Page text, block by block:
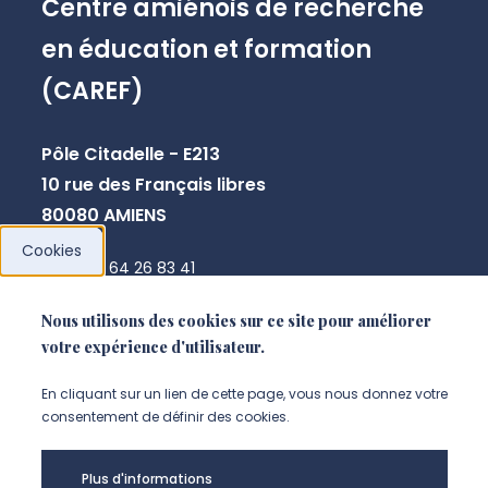
Centre amiénois de recherche
en éducation et formation
(CAREF)
Pôle Citadelle - E213
10 rue des Français libres
80080 AMIENS
+33 3 64 26 83 41
NOUS CONTACTER
Cookies
Nous utilisons des cookies sur ce site pour améliorer
votre expérience d'utilisateur.
En cliquant sur un lien de cette page, vous nous donnez votre
consentement de définir des cookies.
Plus d'informations